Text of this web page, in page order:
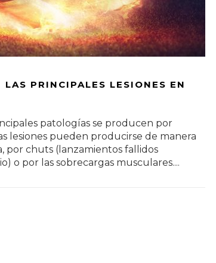
LAS PRINCIPALES LESIONES EN
patologías se producen por
lesiones pueden producirse de manera
por chuts (lanzamientos fallidos
o por las sobrecargas musculares....